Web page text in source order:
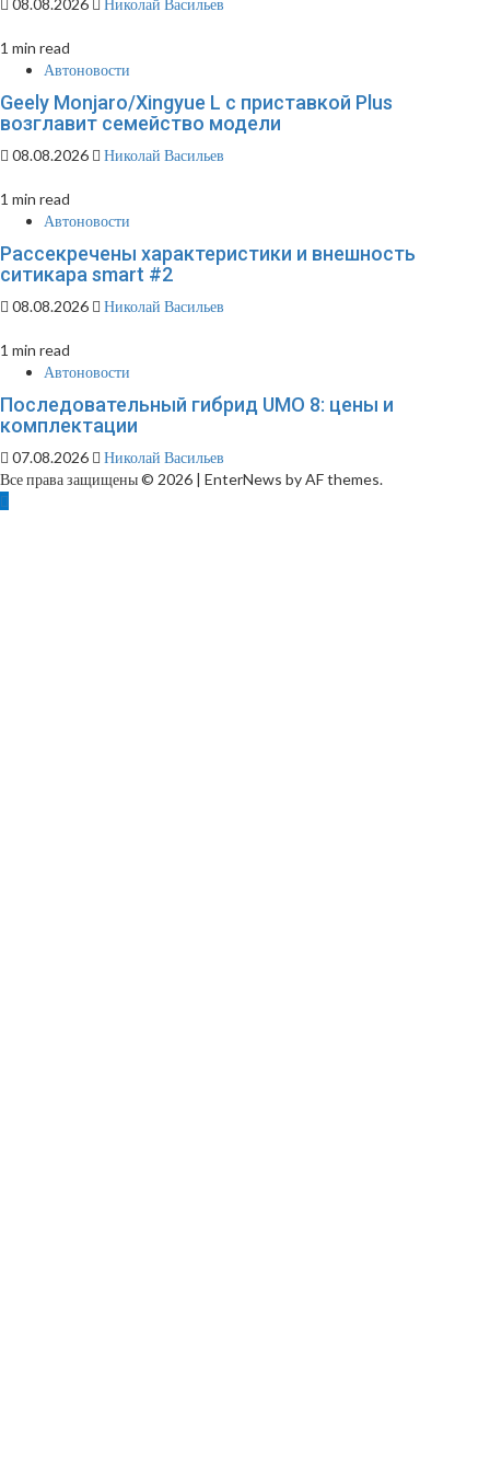
08.08.2026 Николай Васильев
1 min read
Автоновости
Geely Monjaro/Xingyue L с приставкой Plus
возглавит семейство модели
08.08.2026 Николай Васильев
1 min read
Автоновости
Рассекречены характеристики и внешность
ситикара smart #2
08.08.2026 Николай Васильев
1 min read
Автоновости
Последовательный гибрид UMO 8: цены и
комплектации
07.08.2026
Николай Васильев
Все права защищены © 2026 | EnterNews by AF themes.